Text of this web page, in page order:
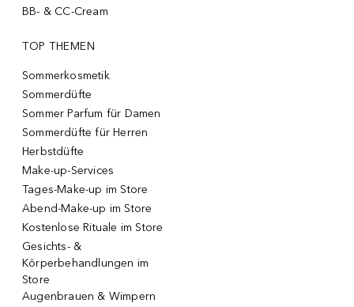
BB- & CC-Cream
TOP THEMEN
Sommerkosmetik
Sommerdüfte
Sommer Parfum für Damen
Sommerdüfte für Herren
Herbstdüfte
Make-up-Services
Tages-Make-up im Store
Abend-Make-up im Store
Kostenlose Rituale im Store
Gesichts- &
Körperbehandlungen im
Store
Augenbrauen & Wimpern